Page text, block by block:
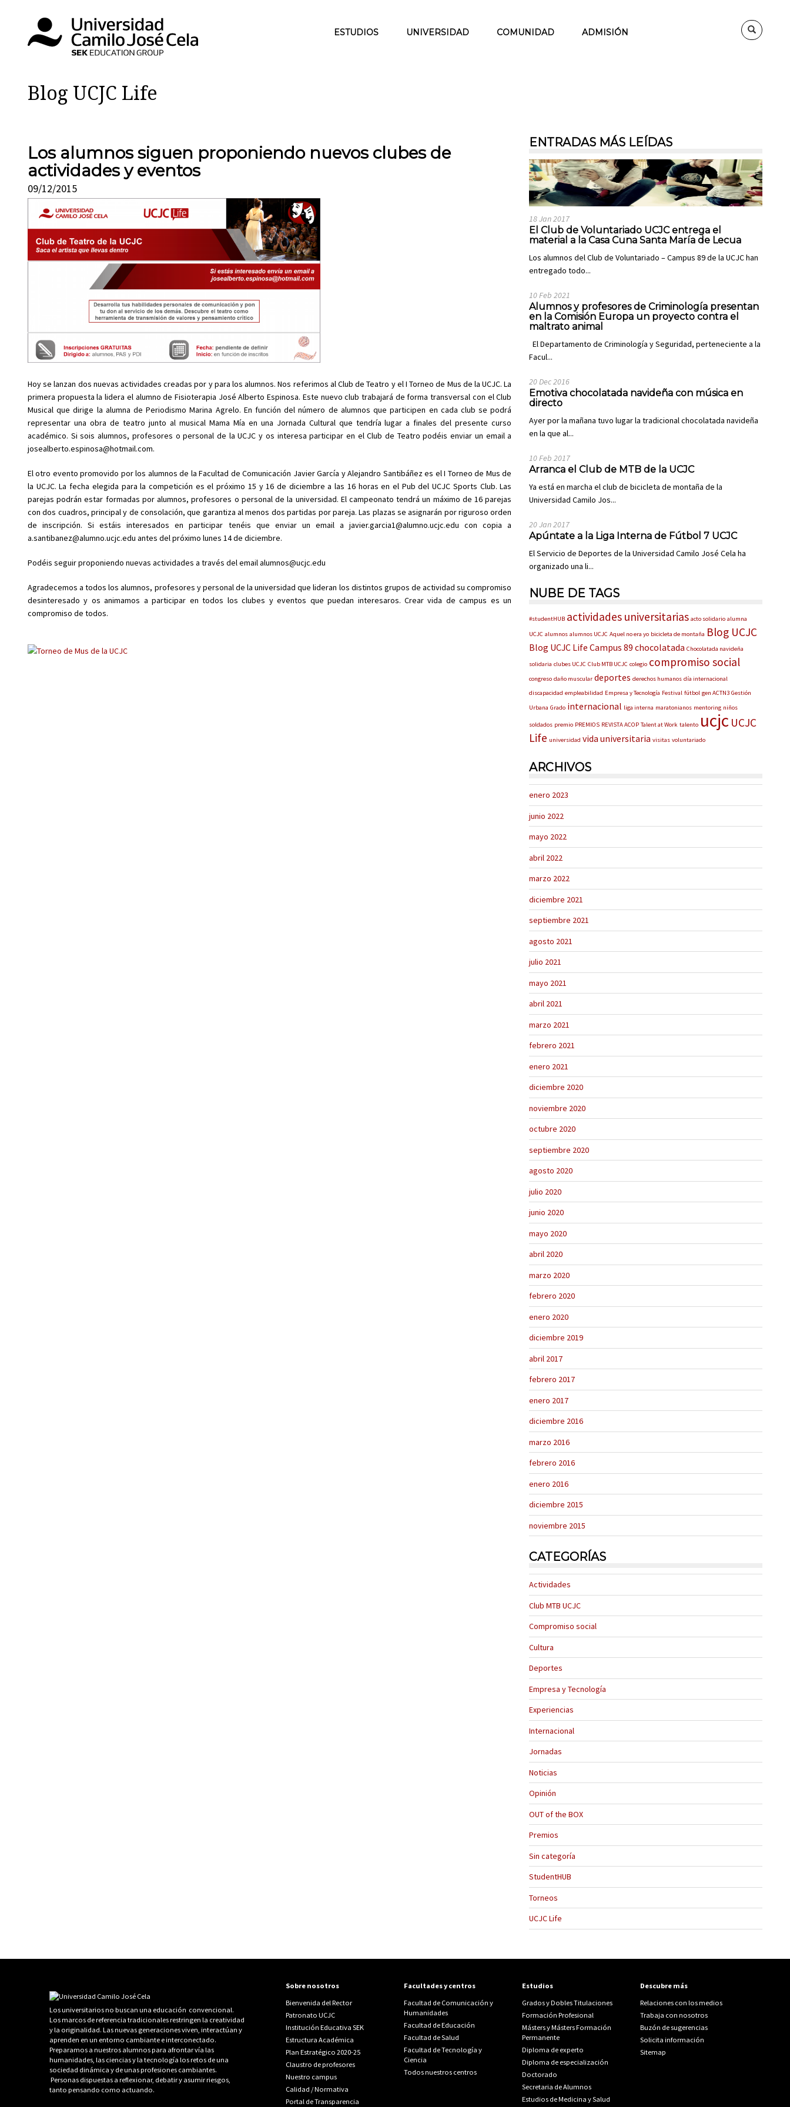
ESTUDIOS UNIVERSIDAD COMUNIDAD ADMISIÓN
Blog UCJC Life
Los alumnos siguen proponiendo nuevos clubes de
actividades y eventos
09/12/2015
Hoy se lanzan dos nuevas actividades creadas por y para los alumnos. Nos referimos al Club de Teatro y el I Torneo de Mus de la UCJC. La
primera propuesta la lidera el alumno de Fisioterapia José Alberto Espinosa. Este nuevo club trabajará de forma transversal con el Club
Musical que dirige la alumna de Periodismo Marina Agrelo. En función del número de alumnos que participen en cada club se podrá
representar una obra de teatro junto al musical Mama Mía en una Jornada Cultural que tendría lugar a finales del presente curso
académico. Si sois alumnos, profesores o personal de la UCJC y os interesa participar en el Club de Teatro podéis enviar un email a
josealberto.espinosa@hotmail.com.
El otro evento promovido por los alumnos de la Facultad de Comunicación Javier García y Alejandro Santibáñez es el I Torneo de Mus de
la UCJC. La fecha elegida para la competición es el próximo 15 y 16 de diciembre a las 16 horas en el Pub del UCJC Sports Club. Las
parejas podrán estar formadas por alumnos, profesores o personal de la universidad. El campeonato tendrá un máximo de 16 parejas
con dos cuadros, principal y de consolación, que garantiza al menos dos partidas por pareja. Las plazas se asignarán por riguroso orden
de inscripción. Si estáis interesados en participar tenéis que enviar un email a javier.garcia1@alumno.ucjc.edu con copia a
a.santibanez@alumno.ucjc.edu antes del próximo lunes 14 de diciembre.
Podéis seguir proponiendo nuevas actividades a través del email alumnos@ucjc.edu
Agradecemos a todos los alumnos, profesores y personal de la universidad que lideran los distintos grupos de actividad su compromiso
desinteresado y os animamos a participar en todos los clubes y eventos que puedan interesaros. Crear vida de campus es un
compromiso de todos.
ENTRADAS MÁS LEÍDAS
18 Jan 2017
El Club de Voluntariado UCJC entrega el
material a la Casa Cuna Santa María de Lecua
Los alumnos del Club de Voluntariado – Campus 89 de la UCJC han
entregado todo...
10 Feb 2021
Alumnos y profesores de Criminología presentan
en la Comisión Europa un proyecto contra el
maltrato animal
El Departamento de Criminología y Seguridad, perteneciente a la
Facul...
20 Dec 2016
Emotiva chocolatada navideña con música en
directo
Ayer por la mañana tuvo lugar la tradicional chocolatada navideña
en la que al...
10 Feb 2017
Arranca el Club de MTB de la UCJC
Ya está en marcha el club de bicicleta de montaña de la
Universidad Camilo Jos...
20 Jan 2017
Apúntate a la Liga Interna de Fútbol 7 UCJC
El Servicio de Deportes de la Universidad Camilo José Cela ha
organizado una li...
NUBE DE TAGS
#studentHUB actividades universitarias acto solidario alumna
UCJC alumnos alumnos UCJC Aquel no era yo bicicleta de montaña Blog UCJC
Blog UCJC Life Campus 89 chocolatada Chocolatada navideña
solidaria clubes UCJC Club MTB UCJC colegio compromiso social
congreso daño muscular deportes derechos humanos día internacional
discapacidad empleabilidad Empresa y Tecnología Festival fútbol gen ACTN3 Gestión
Urbana Grado internacional liga interna maratonianos mentoring niños
soldados premio PREMIOS REVISTA ACOP Talent at Work talento ucjc UCJC
Life universidad vida universitaria visitas voluntariado
ARCHIVOS
enero 2023
junio 2022
mayo 2022
abril 2022
marzo 2022
diciembre 2021
septiembre 2021
agosto 2021
julio 2021
mayo 2021
abril 2021
marzo 2021
febrero 2021
enero 2021
diciembre 2020
noviembre 2020
octubre 2020
septiembre 2020
agosto 2020
julio 2020
junio 2020
mayo 2020
abril 2020
marzo 2020
febrero 2020
enero 2020
diciembre 2019
abril 2017
febrero 2017
enero 2017
diciembre 2016
marzo 2016
febrero 2016
enero 2016
diciembre 2015
noviembre 2015
CATEGORÍAS
Actividades
Club MTB UCJC
Compromiso social
Cultura
Deportes
Empresa y Tecnología
Experiencias
Internacional
Jornadas
Noticias
Opinión
OUT of the BOX
Premios
Sin categoría
StudentHUB
Torneos
UCJC Life
Los universitarios no buscan una educación convencional.
Los marcos de referencia tradicionales restringen la creatividad
y la originalidad. Las nuevas generaciones viven, interactúan y
aprenden en un entorno cambiante e interconectado.
Preparamos a nuestros alumnos para afrontar vía las
humanidades, las ciencias y la tecnología los retos de una
sociedad dinámica y de unas profesiones cambiantes.
Personas dispuestas a reflexionar, debatir y asumir riesgos,
tanto pensando como actuando.
Sobre nosotros
Bienvenida del Rector
Patronato UCJC
Institución Educativa SEK
Estructura Académica
Plan Estratégico 2020-25
Claustro de profesores
Nuestro campus
Calidad /Normativa
Portal de Transparencia
Facultades y centros
Facultad de Comunicación y
Humanidades
Facultad de Educación
Facultad de Salud
Facultad de Tecnología y
Ciencia
Todos nuestros centros
Estudios
Grados y Dobles Titulaciones
Formación Profesional
Másters y Másters Formación
Permanente
Diploma de experto
Diploma de especialización
Doctorado
Secretaria de Alumnos
Estudios de Medicina y Salud
Descubre más
Relaciones con los medios
Trabaja con nosotros
Buzón de sugerencias
Solicita información
Sitemap